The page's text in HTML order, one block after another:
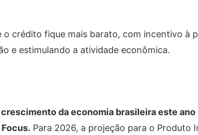
o crédito fique mais barato, com incentivo à
e estimulando a atividade econômica.
da economia brasileira este ano
Para 2026, a projeção para o Produto